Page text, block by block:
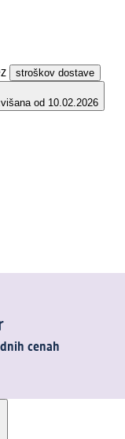
stroškov dostave
od 10.02.2026
cenah